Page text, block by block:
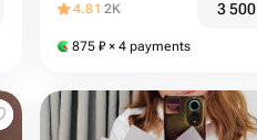
4.81 2K 3 500
875 ₽ × 4 payments